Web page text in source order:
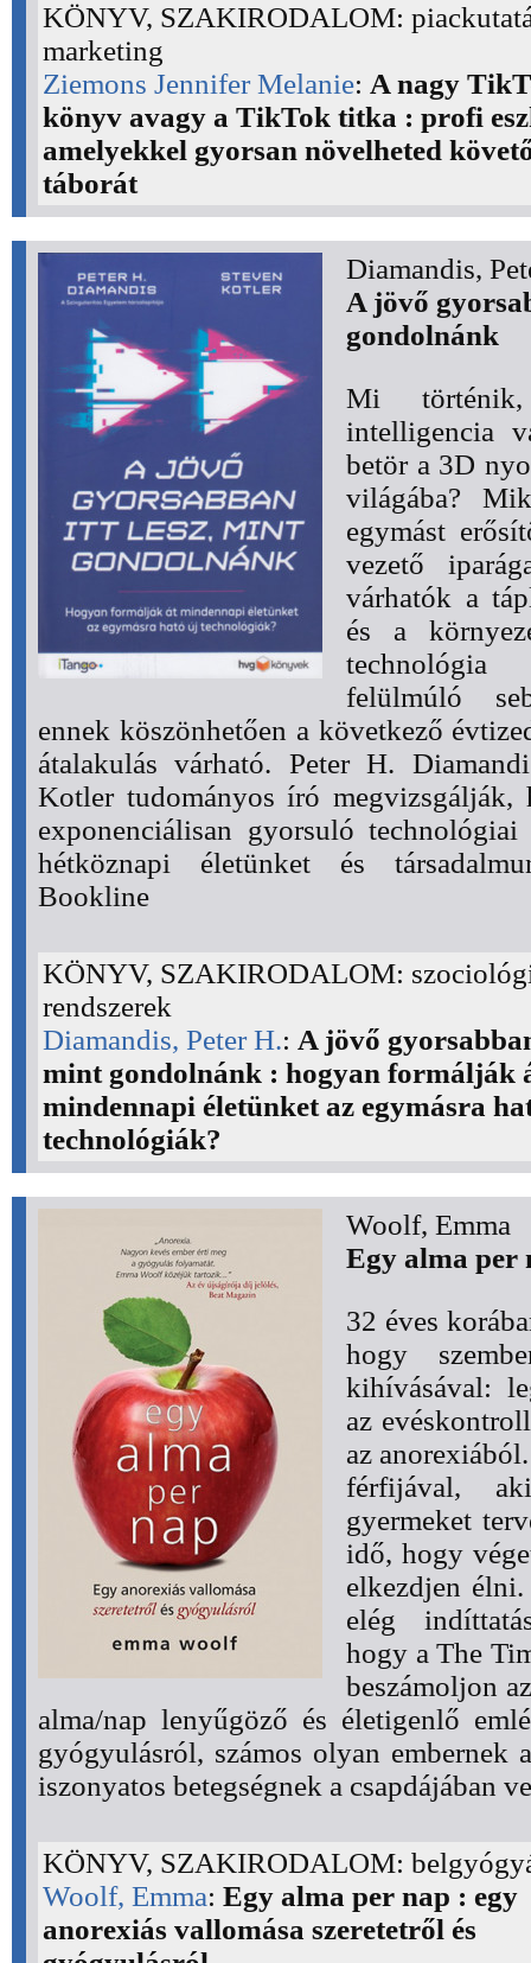
KÖNYV, SZAKIRODALOM:
marketing
Ziemons Jennifer Melanie: A nagy
könyv avagy a TikTok titka : profi
amelyekkel gyorsan növelheted
táborát
Diamandis,
A jövő
gondolnánk
Mi
intelligencia
betör a 3D
világába?
egymást
vezető
várhatók a
és a
felülmúló
ennek köszönhetően a következő
átalakulás várható. Peter H.
Kotler tudományos író megvizsgálják,
exponenciálisan gyorsuló
hétköznapi életünket és
Bookline
KÖNYV, SZAKIRODALOM:
rendszerek
Diamandis, Peter H.: A jövő
mint gondolnánk : hogyan formálják
mindennapi életünket az egymásra
technológiák?
Woolf, Emma
Egy alma per
32 éves
hogy
kihívásával:
az
az
férfijával,
gyermeket
idő, hogy
elkezdjen
elég
hogy a The
beszámoljon
alma/nap lenyűgöző és életigenlő
gyógyulásról, számos olyan embernek
iszonyatos betegségnek a csapdájában
KÖNYV, SZAKIRODALOM:
Woolf, Emma: Egy alma per nap : egy
anorexiás vallomása szeretetről és